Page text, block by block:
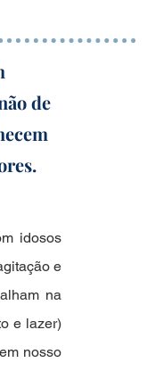
de
idosos
e
na
e lazer)
nosso